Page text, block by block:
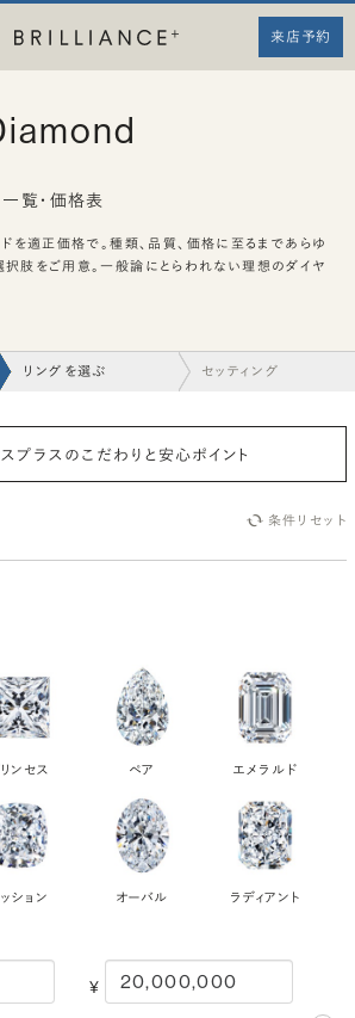
来店予約
覧・価格表
を適正価格で。種類、品質、価格に至るまであらゆ
肢をご用意。一般論にとらわれない理想のダイヤ
リングを選ぶ セッティング
プラスのこだわりと安心ポイント
条件リセット
ンセス ペア エメラルド
ション オーバル ラディアント
¥